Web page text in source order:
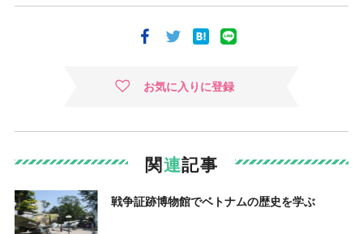
お気に入りに登録
関連記事
戦争証跡博物館でベトナムの歴史を学ぶ